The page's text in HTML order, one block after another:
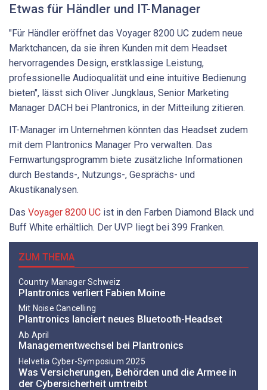
Etwas für Händler und IT-Manager
"Für Händler eröffnet das Voyager 8200 UC zudem neue
Marktchancen, da sie ihren Kunden mit dem Headset
hervorragendes Design, erstklassige Leistung,
professionelle Audioqualität und eine intuitive Bedienung
bieten", lässt sich Oliver Jungklaus, Senior Marketing
Manager DACH bei Plantronics, in der Mitteilung zitieren.
IT-Manager im Unternehmen könnten das Headset zudem
mit dem Plantronics Manager Pro verwalten. Das
Fernwartungsprogramm biete zusätzliche Informationen
durch Bestands-, Nutzungs-, Gesprächs- und
Akustikanalysen.
Das Voyager 8200 UC ist in den Farben Diamond Black und
Buff White erhältlich. Der UVP liegt bei 399 Franken.
ZUM THEMA
Country Manager Schweiz
Plantronics verliert Fabien Moine
Mit Noise Cancelling
Plantronics lanciert neues Bluetooth-Headset
Ab April
Managementwechsel bei Plantronics
Helvetia Cyber-Symposium 2025
Was Versicherungen, Behörden und die Armee in
der Cybersicherheit umtreibt